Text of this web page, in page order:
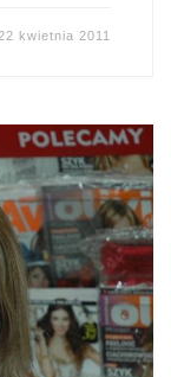
22 kwietnia 2011